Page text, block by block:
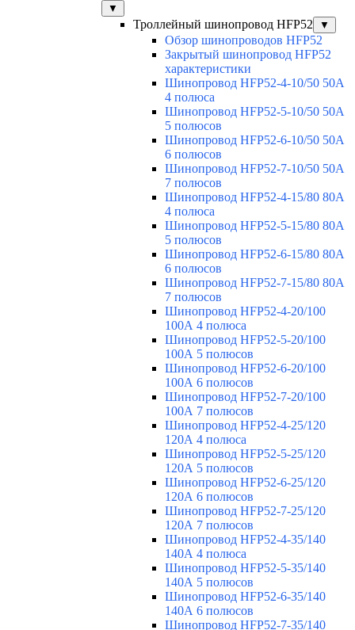
▼
Троллейный шинопровод HFP52 ▼
Обзор шинопроводов HFP52
Закрытый шинопровод HFP52
характеристики
Шинопровод HFP52-4-10/50 50A
4 полюса
Шинопровод HFP52-5-10/50 50А
5 полюсов
Шинопровод HFP52-6-10/50 50А
6 полюсов
Шинопровод HFP52-7-10/50 50А
7 полюсов
Шинопровод HFP52-4-15/80 80A
4 полюса
Шинопровод HFP52-5-15/80 80А
5 полюсов
Шинопровод HFP52-6-15/80 80А
6 полюсов
Шинопровод HFP52-7-15/80 80А
7 полюсов
Шинопровод HFP52-4-20/100
100А 4 полюса
Шинопровод HFP52-5-20/100
100А 5 полюсов
Шинопровод HFP52-6-20/100
100А 6 полюсов
Шинопровод HFP52-7-20/100
100А 7 полюсов
Шинопровод HFP52-4-25/120
120А 4 полюса
Шинопровод HFP52-5-25/120
120А 5 полюсов
Шинопровод HFP52-6-25/120
120А 6 полюсов
Шинопровод HFP52-7-25/120
120А 7 полюсов
Шинопровод HFP52-4-35/140
140А 4 полюса
Шинопровод HFP52-5-35/140
140А 5 полюсов
Шинопровод HFP52-6-35/140
140А 6 полюсов
Шинопровод HFP52-7-35/140